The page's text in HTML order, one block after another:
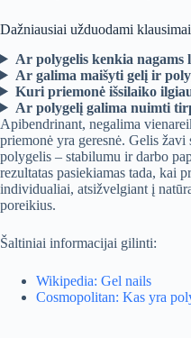
Dažniausiai užduodami klausimai
Ar polygelis kenkia nagams
Ar galima maišyti gelį ir
Kuri priemonė išsilaiko
Ar polygelį galima nuimti
Apibendrinant, negalima
priemonė yra geresnė. Gelis
polygelis – stabilumu ir darbo
rezultatas pasiekiamas tada, kai
individualiai, atsižvelgiant į
poreikius.
Šaltiniai informacijai gilinti:
Wikipedia: Gel nails
Cosmopolitan: Kas yra